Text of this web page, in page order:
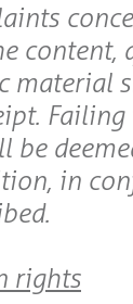
content,
material
be
in
rights